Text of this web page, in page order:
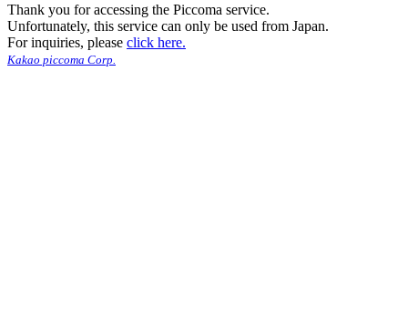
Thank you for accessing the Piccoma service.
Unfortunately, this service can only be used from Japan.
For inquiries, please click here.
Kakao piccoma Corp.